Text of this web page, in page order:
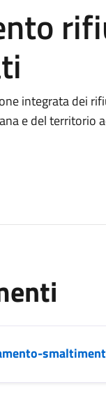
integrata dei
e del territorio